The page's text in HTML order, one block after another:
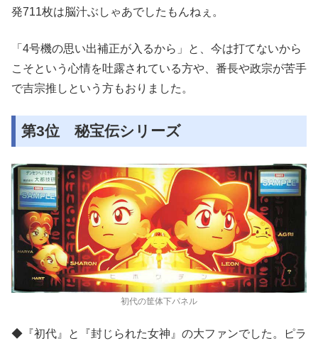
発711枚は脳汁ぶしゃあでしたもんねぇ。
「4号機の思い出補正が入るから」と、今は打てないから
こそという心情を吐露されている方や、番長や政宗が苦手
で吉宗推しという方もおりました。
第3位 秘宝伝シリーズ
初代の筐体下パネル
◆『初代』と『封じられた女神』の大ファンでした。ピラ